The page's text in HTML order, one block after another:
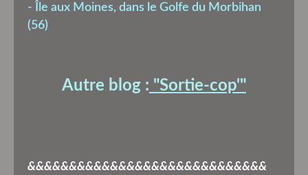
- Île aux Moines, dans le Golfe du Morbihan
(56)
Autre blog : "Sortie-cop'"
&&&&&&&&&&&&&&&&&&&&&&&&&&&&&